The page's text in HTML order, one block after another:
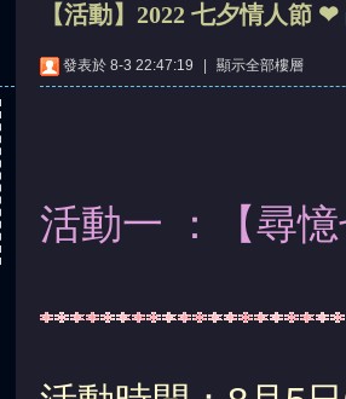
【活動】2022 七夕情人節 ❤
發表於 8-3 22:47:19 顯示全部樓層
活動一 ：【尋